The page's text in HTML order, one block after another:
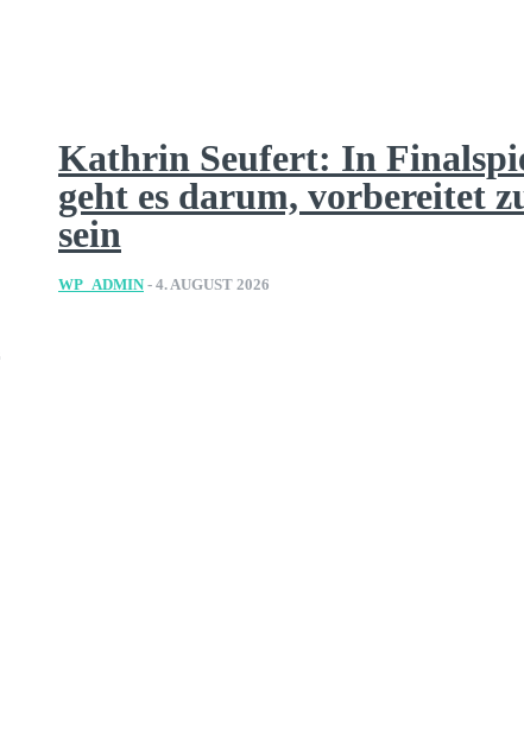
Kathrin Seufert: In
geht es darum, vorbereitet
sein
WP_ADMIN - 4. AUGUST 2026